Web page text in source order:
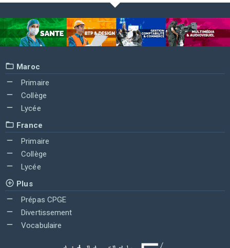
Maroc
Primaire
Collège
Lycée
France
Primaire
Collège
Lycée
Plus
Prépas CPGE
Divertissement
Vocabulaire